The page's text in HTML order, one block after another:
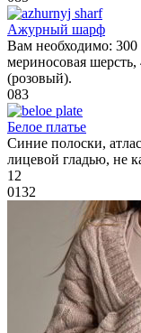
Ажурный шарф
Вам необходимо: 300
мериносовая
(розовый).
083
Белое платье
Синие полоски,
лицевой гладью, не
12
0132